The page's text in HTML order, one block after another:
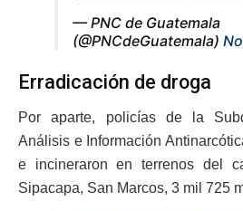
— PNC de Guatemala
(@PNCdeGuatemala)
Erradicación de droga
Por aparte, policías de la
Análisis e Información
e incineraron en terrenos del
Sipacapa, San Marcos, 3 mil 725